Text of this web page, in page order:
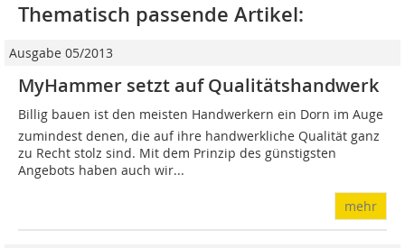
Thematisch passende Artikel:
Ausgabe 05/2013
MyHammer setzt auf Qualitätshandwerk
Billig bauen ist den meisten Handwerkern ein Dorn im Auge 
zumindest denen, die auf ihre handwerkliche Qualität ganz
zu Recht stolz sind. Mit dem Prinzip des günstigsten
Angebots haben auch wir...
mehr